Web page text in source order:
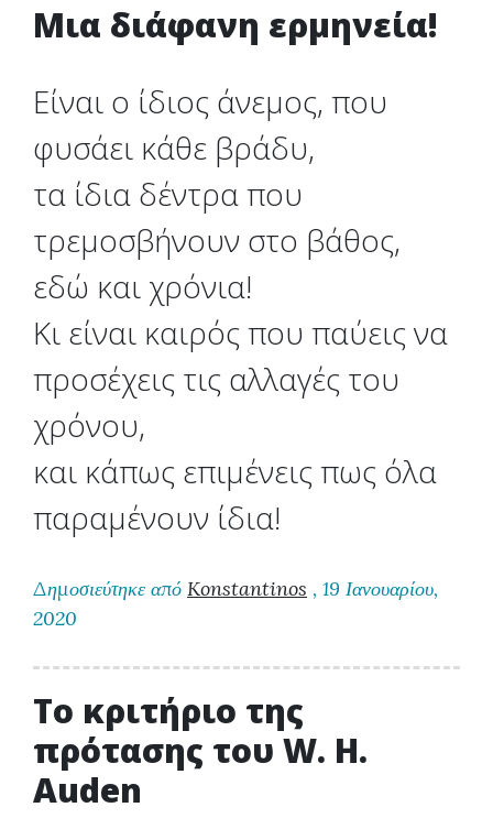
Μια διάφανη ερμηνεία!
Είναι ο ίδιος άνεμος, που
φυσάει κάθε βράδυ,
τα ίδια δέντρα που
τρεμοσβήνουν στο βάθος,
εδώ και χρόνια!
Κι είναι καιρός που παύεις να
προσέχεις τις αλλαγές του
χρόνου,
και κάπως επιμένεις πως όλα
παραμένουν ίδια!
Δημοσιεύτηκε από Konstantinos , 19 Ιανουαρίου,
2020
Το κριτήριο της
πρότασης του W. H.
Auden